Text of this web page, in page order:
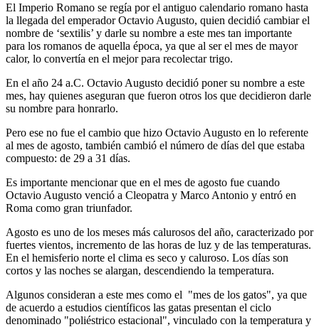
El Imperio Romano se regía por el antiguo calendario romano hasta
la llegada del emperador Octavio Augusto, quien decidió cambiar el
nombre de ‘sextilis’ y darle su nombre a este mes tan importante
para los romanos de aquella época, ya que al ser el mes de mayor
calor, lo convertía en el mejor para recolectar trigo.
En el año 24 a.C. Octavio Augusto decidió poner su nombre a este
mes, hay quienes aseguran que fueron otros los que decidieron darle
su nombre para honrarlo.
Pero ese no fue el cambio que hizo Octavio Augusto en lo referente
al mes de agosto, también cambió el número de días del que estaba
compuesto: de 29 a 31 días.
Es importante mencionar que en el mes de agosto fue cuando
Octavio Augusto venció a Cleopatra y Marco Antonio y entró en
Roma como gran triunfador.
Agosto es uno de los meses más calurosos del año, caracterizado por
fuertes vientos, incremento de las horas de luz y de las temperaturas.
En el hemisferio norte el clima es seco y caluroso. Los días son
cortos y las noches se alargan, descendiendo la temperatura.
Algunos consideran a este mes como el "mes de los gatos", ya que
de acuerdo a estudios científicos las gatas presentan el ciclo
denominado "poliéstrico estacional", vinculado con la temperatura y